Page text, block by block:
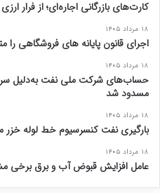
کارت‌های بازرگانی اجاره‌ای؛ از فرار
۱۸ مرداد ۱۴۰۵
اجرای قانون پایانه های فروشگاهی را
۱۸ مرداد ۱۴۰۵
حساب‌های شرکت ملی نفت به‌دلیل
مسدود شد
۱۸ مرداد ۱۴۰۵
بارگیری نفت کنسرسیوم خط لوله
۱۸ مرداد ۱۴۰۵
عامل افزایش قبوض آب و برق برخی